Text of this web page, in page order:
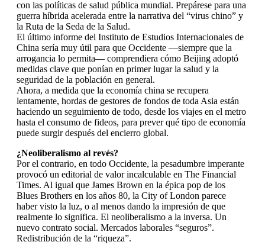
con las políticas de salud pública mundial. Prepárese para una
guerra híbrida acelerada entre la narrativa del “virus chino” y
la Ruta de la Seda de la Salud.
El último informe del Instituto de Estudios Internacionales de
China sería muy útil para que Occidente —siempre que la
arrogancia lo permita— comprendiera cómo Beijing adoptó
medidas clave que ponían en primer lugar la salud y la
seguridad de la población en general.
Ahora, a medida que la economía china se recupera
lentamente, hordas de gestores de fondos de toda Asia están
haciendo un seguimiento de todo, desde los viajes en el metro
hasta el consumo de fideos, para prever qué tipo de economía
puede surgir después del encierro global.
¿Neoliberalismo al revés?
Por el contrario, en todo Occidente, la pesadumbre imperante
provocó un editorial de valor incalculable en The Financial
Times. Al igual que James Brown en la épica pop de los
Blues Brothers en los años 80, la City of London parece
haber visto la luz, o al menos dando la impresión de que
realmente lo significa. El neoliberalismo a la inversa. Un
nuevo contrato social. Mercados laborales “seguros”.
Redistribución de la “riqueza”.